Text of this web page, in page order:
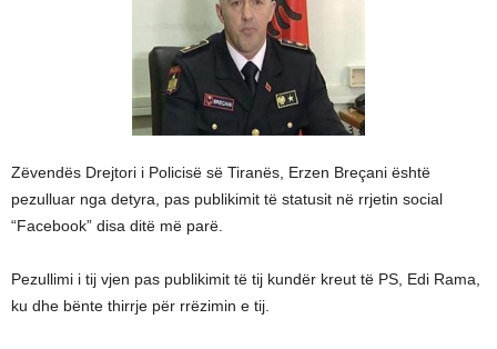
Zëvendës Drejtori i Policisë së Tiranës, Erzen Breçani është
pezulluar nga detyra, pas publikimit të statusit në rrjetin social
“Facebook” disa ditë më parë.
Pezullimi i tij vjen pas publikimit të tij kundër kreut të PS, Edi Rama,
ku dhe bënte thirrje për rrëzimin e tij.